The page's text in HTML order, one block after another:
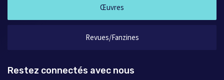
Œuvres
Revues/Fanzines
Restez connectés avec nous